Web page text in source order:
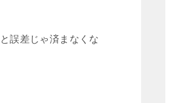
誤差じゃ済まなくな